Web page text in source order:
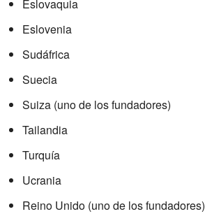
Eslovaquia
Eslovenia
Sudáfrica
Suecia
Suiza (uno de los fundadores)
Tailandia
Turquía
Ucrania
Reino Unido (uno de los fundadores)